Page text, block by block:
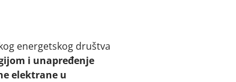
energetskog društva
i unapređenje
elektrane u